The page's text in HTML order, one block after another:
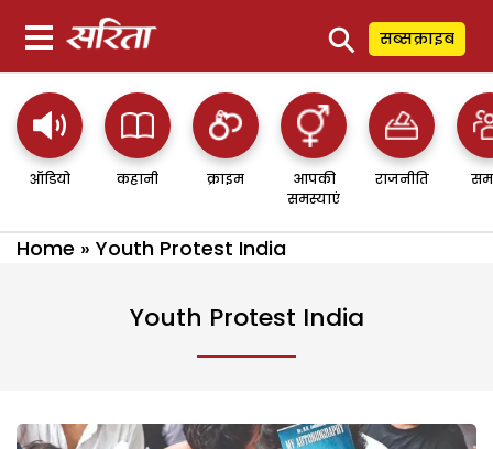
⚲ सब्सक्राइब
ऑडियो कहानी क्राइम
आपकी
समस्याएं
राजनीति
Home » Youth Protest India
Youth Protest India